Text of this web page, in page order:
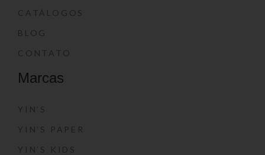
CATÁLOGOS
BLOG
CONTATO
Marcas
YIN’S
YIN’S PAPER
YIN’S KIDS